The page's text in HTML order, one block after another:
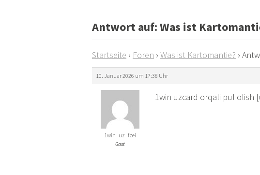
Antwort auf: Was ist
Startseite › Foren › Was ist Kartomantie? ›
10. Januar 2026 um 17:38 Uhr
1win_uz_fzei
Gast
1win uzcard orqali pul olish